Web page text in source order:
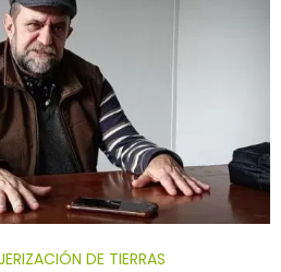
DE TIERRAS